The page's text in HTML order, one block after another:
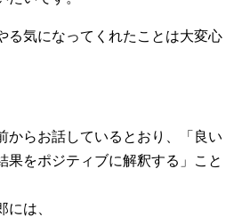
る気になってくれたことは大変心
からお話しているとおり、「良い
果をポジティブに解釈する」こと
は、